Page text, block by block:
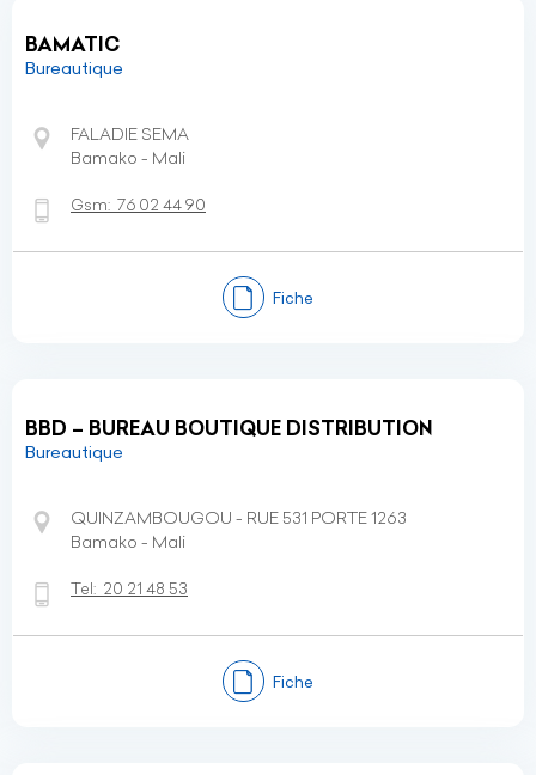
BAMATIC
Bureautique
FALADIE SEMA
Bamako - Mali
Gsm: 76 02 44 90
Fiche
BBD – BUREAU BOUTIQUE DISTRIBUTION
Bureautique
QUINZAMBOUGOU - RUE 531 PORTE 1263
Bamako - Mali
Tel: 20 21 48 53
Fiche